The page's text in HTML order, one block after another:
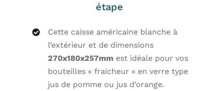
étape
Cette caisse américaine blanche à
l’extérieur et de dimensions
270x180x257mm est idéale pour vos
bouteilles « fraicheur » en verre type
jus de pomme ou jus d’orange.